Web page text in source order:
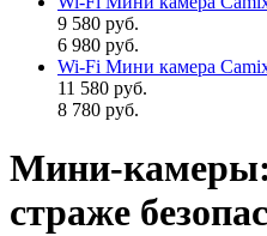
9 580 руб.
6 980 руб.
Wi-Fi Мини камера
11 580 руб.
8 780 руб.
Мини-
страже